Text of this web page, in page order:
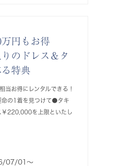
万円もお得
のドレス＆タ
特典
当お得にレンタルできる！
命の1着を見つけて●タキ
220,000を上限といたし
07/01〜